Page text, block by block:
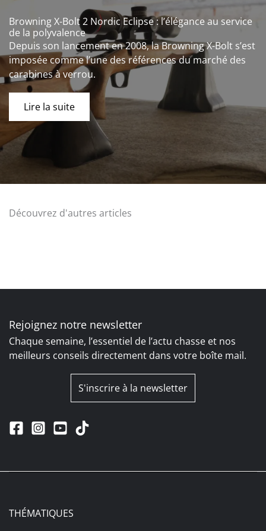
Browning X-Bolt 2 Nordic Eclipse : l’élégance au service
de la polyvalence
Depuis son lancement en 2008, la Browning X-Bolt s’est
imposée comme l’une des références du marché des
carabines à verrou.
Lire la suite
Découvrez d'autres articles
Rejoignez notre newsletter
Chaque semaine, l’essentiel de l’actu chasse et nos
meilleurs conseils directement dans votre boîte mail.
S'inscrire à la newsletter
THÉMATIQUES